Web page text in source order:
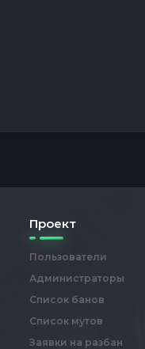
Проект
Пользователи
Администраторы
Список банов
Список мутов
Заявки на разбан